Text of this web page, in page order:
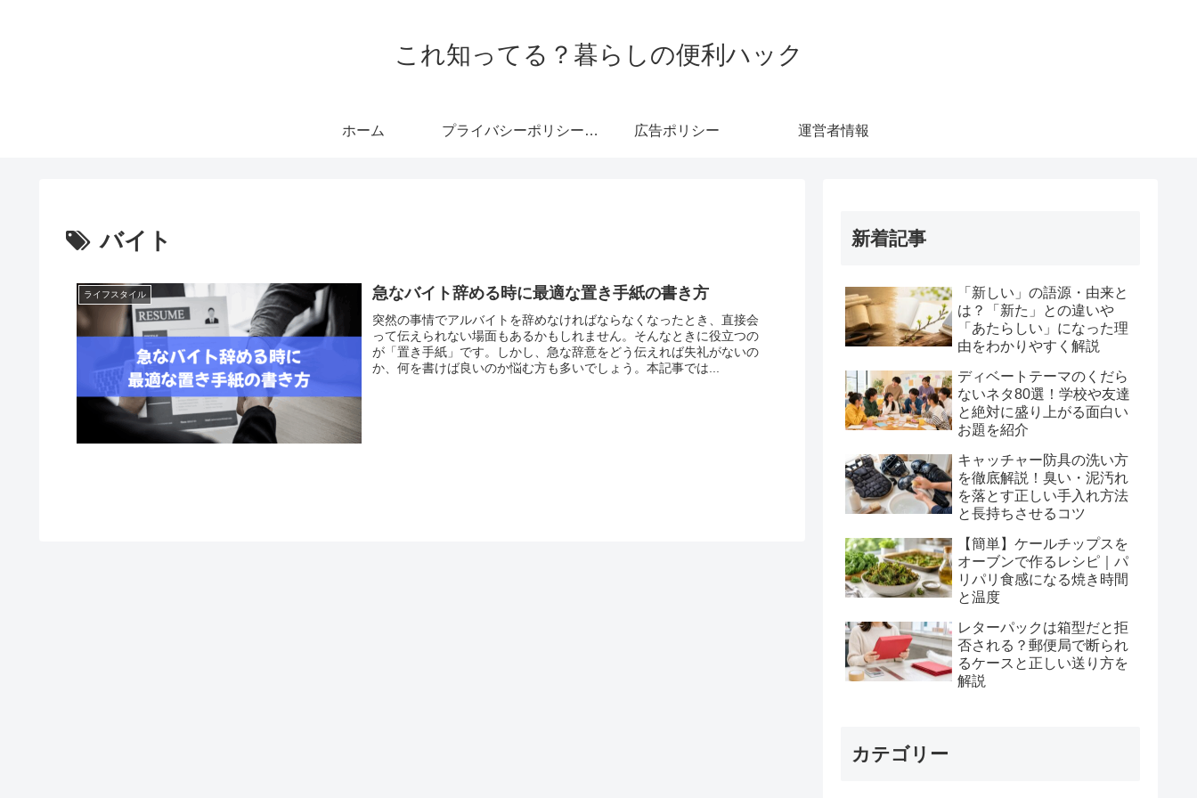
これ知ってる？暮らしの便利ハック
ホーム プライバシーポリシー・免責事項 広告ポリシー 運営者情報
バイト
ライフスタイル 急なバイト辞める時に最適な置き手紙の書き方
突然の事情でアルバイトを辞めなければならなくなったとき、直接会
って伝えられない場面もあるかもしれません。そんなときに役立つの
が「置き手紙」です。しかし、急な辞意をどう伝えれば失礼がないの
か、何を書けば良いのか悩む方も多いでしょう。本記事では...
新着記事
「新しい」の語源・由来と
は？「新た」との違いや
「あたらしい」になった理
由をわかりやすく解説
ディベートテーマのくだら
ないネタ80選！学校や友達
と絶対に盛り上がる面白い
お題を紹介
キャッチャー防具の洗い方
を徹底解説！臭い・泥汚れ
を落とす正しい手入れ方法
と長持ちさせるコツ
【簡単】ケールチップスを
オーブンで作るレシピ｜パ
リパリ食感になる焼き時間
と温度
レターパックは箱型だと拒
否される？郵便局で断られ
るケースと正しい送り方を
解説
カテゴリー